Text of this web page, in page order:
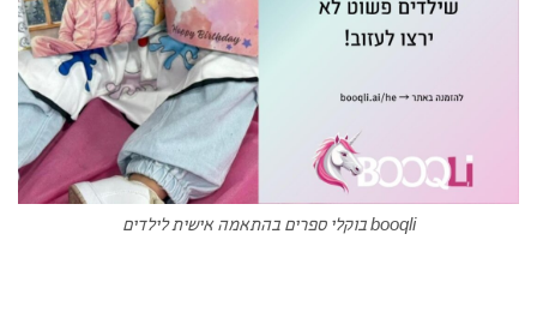
booqli בוקלי ספרים בהתאמה אישית לילדים